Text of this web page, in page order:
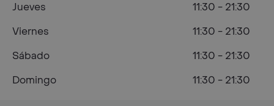
Jueves
11:30 - 21:30
Viernes
11:30 - 21:30
Sábado
11:30 - 21:30
Domingo
11:30 - 21:30